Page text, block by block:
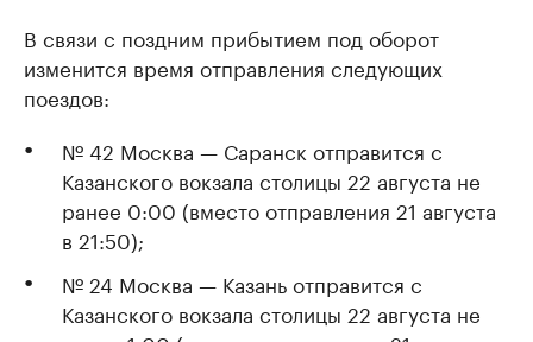
В связи с поздним прибытием под оборот
изменится время отправления следующих
поездов:
№ 42 Москва — Саранск отправится с
Казанского вокзала столицы 22 августа не
ранее 0:00 (вместо отправления 21 августа
в 21:50);
№ 24 Москва — Казань отправится с
Казанского вокзала столицы 22 августа не